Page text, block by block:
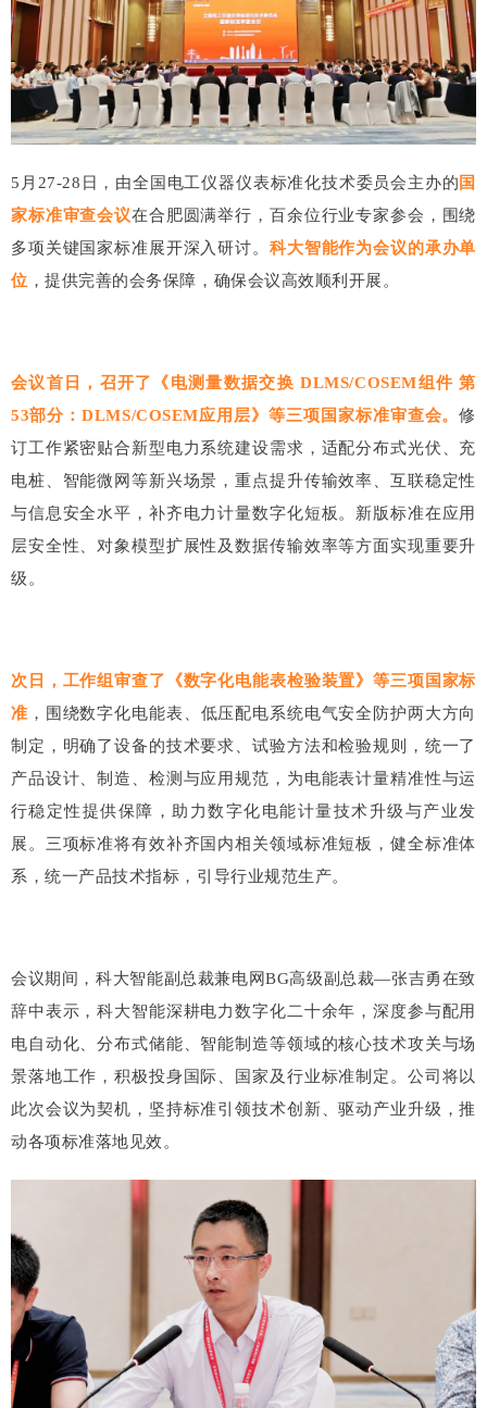
5月27-28日，由全国电工仪器仪表标准化技术委员会主办的国
家标准审查会议在合肥圆满举行，百余位行业专家参会，围绕
多项关键国家标准展开深入研讨。 科大智能作为会议的承办单
位 ，提供完善的会务保障，确保会议高效顺利开展。
会议首日，召开了《电测量数据交换 DLMS/COSEM组件 第
53部分：DLMS/COSEM应用层》等三项国家标准审查会。修
订工作紧密贴合新型电力系统建设需求，适配分布式光伏、充
电桩、智能微网等新兴场景，重点提升传输效率、互联稳定性
与信息安全水平，补齐电力计量数字化短板。新版标准在应用
层安全性、对象模型扩展性及数据传输效率等方面实现重要升
级。
次日，工作组审查了《数字化电能表检验装置》等三项国家标
准 ，围绕数字化电能表、低压配电系统电气安全防护两大方向
制定，明确了设备的技术要求、试验方法和检验规则，统一了
产品设计、制造、检测与应用规范，为电能表计量精准性与运
行稳定性提供保障，助力数字化电能计量技术升级与产业发
展。三项标准将有效补齐国内相关领域标准短板，健全标准体
系，统一产品技术指标，引导行业规范生产。
会议期间，科大智能副总裁兼电网BG高级副总裁—张吉勇在致
辞中表示，科大智能深耕电力数字化二十余年，深度参与配用
电自动化、分布式储能、智能制造等领域的核心技术攻关与场
景落地工作，积极投身国际、国家及行业标准制定。公司将以
此次会议为契机，坚持标准引领技术创新、驱动产业升级，推
动各项标准落地见效。